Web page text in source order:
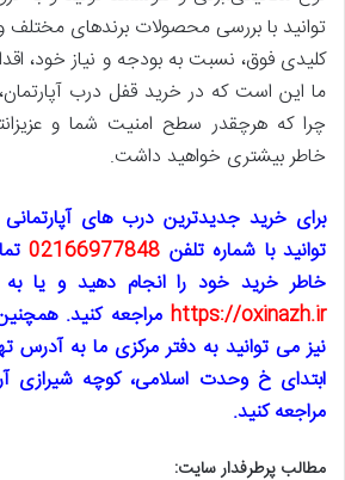
توانید با بررسی محصولات برندهای
کلیدی فوق، نسبت به بودجه و نیاز خود،
ما این است که در خرید قفل درب آپارتمان،
چرا که هرچقدر سطح امنیت شما و
خاطر بیشتری خواهید داشت.
برای خرید جدیدترین درب های
توانید با شماره تلفن 02166977848
خاطر خرید خود را انجام دهید و یا
https://oxinazh.ir مراجعه کنید.
نیز می توانید به دفتر مرکزی ما به آدرس
مراجعه کنید.
مطالب پرطرفدار سایت: